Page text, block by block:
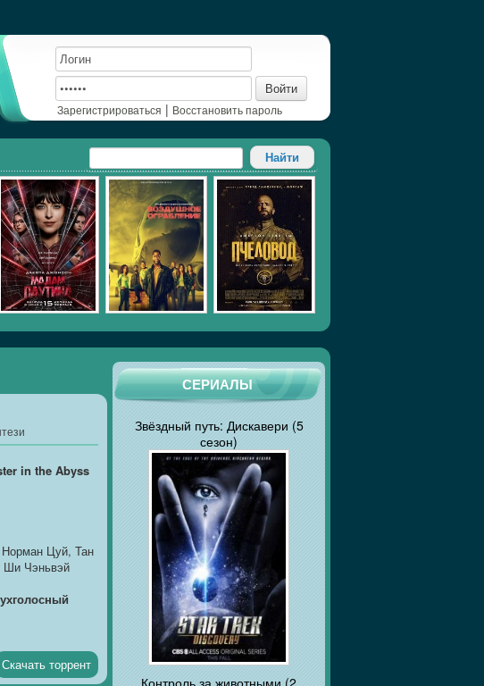
Войти
Зарегистрироваться | Восстановить пароль
СЕРИАЛЫ
Звёздный путь: Дискавери (5
сезон)
Контроль за животными (2
in the Abyss
Цуй, Тан
Чэньвэй
Скачать торрент